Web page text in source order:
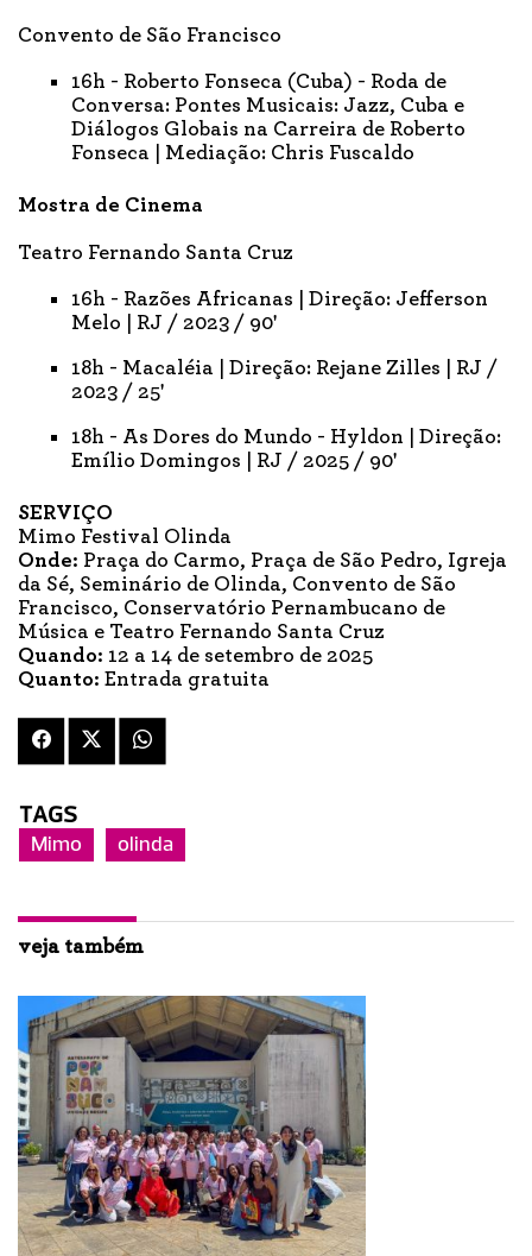
Convento de São Francisco
16h - Roberto Fonseca (Cuba) - Roda de
Conversa: Pontes Musicais: Jazz, Cuba e
Diálogos Globais na Carreira de Roberto
Fonseca | Mediação: Chris Fuscaldo
Mostra de Cinema
Teatro Fernando Santa Cruz
16h - Razões Africanas | Direção: Jefferson
Melo | RJ / 2023 / 90'
18h - Macaléia | Direção: Rejane Zilles | RJ /
2023 / 25'
18h - As Dores do Mundo - Hyldon | Direção:
Emílio Domingos | RJ / 2025 / 90'
SERVIÇO
Mimo Festival Olinda
Onde: Praça do Carmo, Praça de São Pedro, Igreja
da Sé, Seminário de Olinda, Convento de São
Francisco, Conservatório Pernambucano de
Música e Teatro Fernando Santa Cruz
Quando: 12 a 14 de setembro de 2025
Quanto: Entrada gratuita
TAGS
Mimo olinda
veja também